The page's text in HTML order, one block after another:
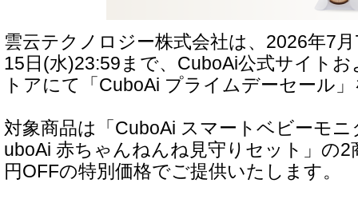
雲云テクノロジー株式会社は、2026年7
15日(水)23:59まで、CuboAi公式サイト
トアにて「CuboAi プライムデーセール
対象商品は「CuboAi スマートベビーモ
uboAi 赤ちゃんねんね見守りセット」の2
円OFFの特別価格でご提供いたします。